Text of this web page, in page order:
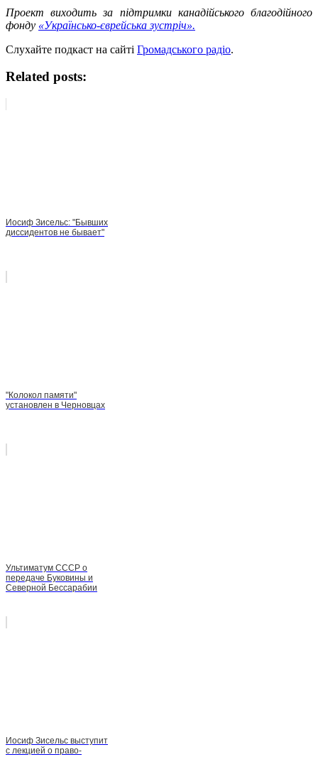
Проект виходить за підтримки канадійського благодійного
фонду «Українсько-єврейська зустріч».
Слухайте подкаст на сайті Громадського радіо.
Related posts:
Иосиф Зисельс: "Бывших
диссидентов не бывает"
"Колокол памяти"
установлен в Черновцах
Ультиматум СССР о
передаче Буковины и
Северной Бессарабии
Иосиф Зисельс выступит
с лекцией о право-